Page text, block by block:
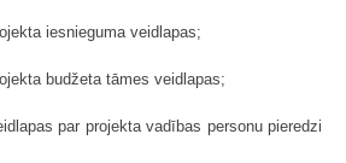
iesnieguma veidlapas;
budžeta tāmes veidlapas;
par projekta vadības personu pieredzi